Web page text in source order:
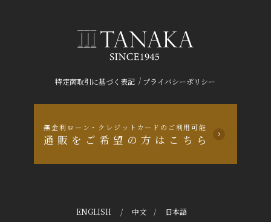
特定商取引に基づく表記 / プライバシーポリシー
無金利ローン・クレジットカードのご利用可能
通販をご希望の方はこちら
ENGLISH / 中文 / 日本語